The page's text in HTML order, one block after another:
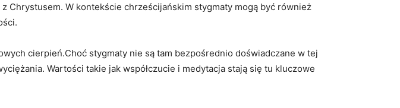
⁤Chrystusem. W kontekście chrześcijańskim‌ stygmaty mogą być‍ również⁣
cierpień.Choć stygmaty nie są tam bezpośrednio doświadczane w tej
Wartości takie jak współczucie i medytacja stają się‍ tu kluczowe